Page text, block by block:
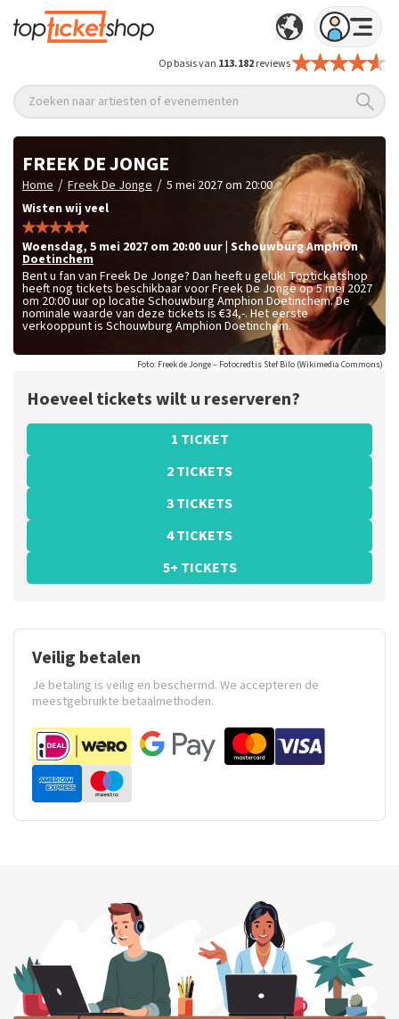
Op basis van 113.182reviews
Zoeken naar artiesten of evenementen
FREEK DE JONGE
Home / Freek De Jonge / 5 mei 2027 om 20:00
Wisten wij veel
woensdag, 5 mei 2027 om 20:00 uur Schouwburg Amphion
Doetinchem
Bent u fan van Freek De Jonge? Dan heeft u geluk! Topticketshop
heeft nog tickets beschikbaar voor Freek De Jonge op 5 mei 2027
om 20:00 uur op locatie Schouwburg Amphion Doetinchem. De
nominale waarde van deze tickets is €34,-. Het eerste
verkooppunt is Schouwburg Amphion Doetinchem.
Foto: Freek de Jonge – Fotocredtis Stef Bilo (Wikimedia Commons)
Hoeveel tickets wilt u reserveren?
1 TICKET
2 TICKETS
3 TICKETS
4 TICKETS
5+ TICKETS
Veilig betalen
Je betaling is veilig en beschermd. We accepteren de
meestgebruikte betaalmethoden.